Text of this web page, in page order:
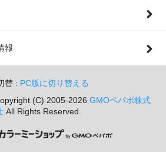
報
替 : PC版に切り替える
(C) 2005-2026 GMOペパボ株式
All Rights Reserved.